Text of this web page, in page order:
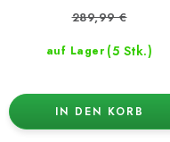
auf Lager (5 Stk.)
289,99 €
IN DEN KORB